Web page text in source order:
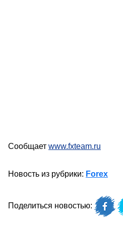
Сообщает www.fxteam.ru
Новость из рубрики: Forex
Поделиться новостью: